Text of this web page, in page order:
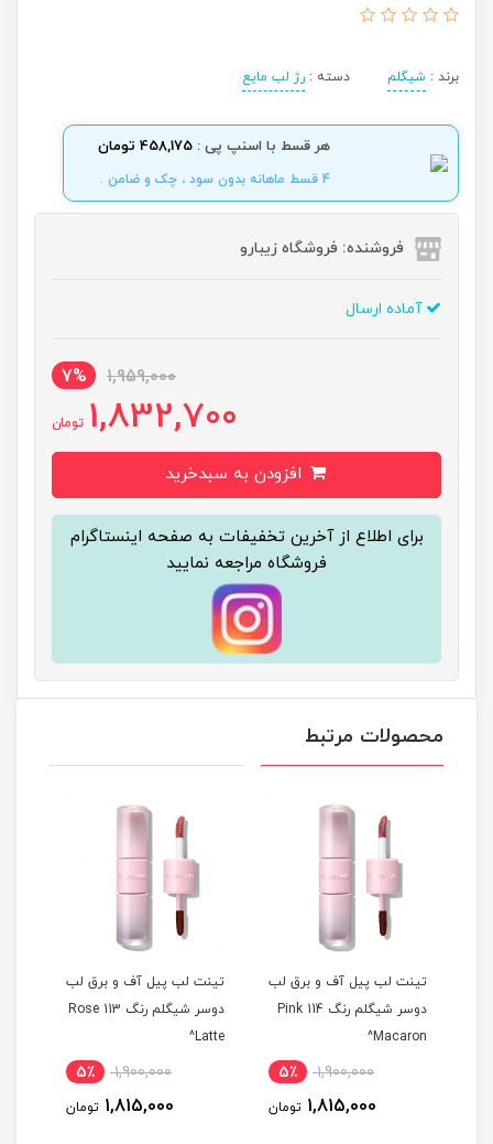
برند : شیگلم دسته : رژ لب مایع
هر قسط با اسنپ پی : 458,175 تومان
4 قسط ماهانه بدون سود ، چک و ضامن .
فروشنده: فروشگاه زیبارو
آماده ارسال
1,959,000
7%
1,832,700 تومان
برای اطلاع از آخرین تخفیفات به صفحه اینستاگرام
فروشگاه مراجعه نمایید
محصولات مرتبط
تینت لب پیل آف و برق لب
دوسر شیگلم رنگ 114 Pink
Macaron^
1,900,000 5٪
1,815,000 تومان
تینت لب پیل آف و برق لب
دوسر شیگلم رنگ 113 Rose
Latte^
1,900,000 5٪
1,815,000 تومان